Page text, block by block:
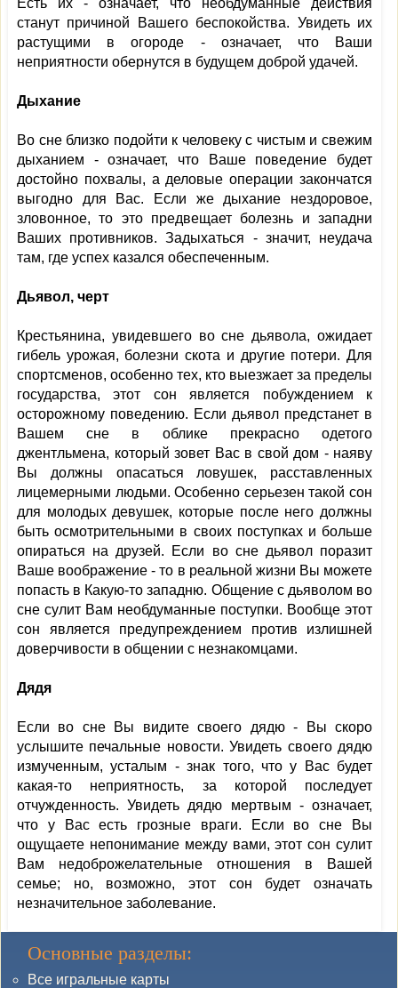
Есть их - означает, что необдуманные действия
станут причиной Вашего беспокойства. Увидеть их
растущими в огороде - означает, что Ваши
неприятности обернутся в будущем доброй удачей.
Дыхание
Во сне близко подойти к человеку с чистым и свежим
дыханием - означает, что Ваше поведение будет
достойно похвалы, а деловые операции закончатся
выгодно для Вас. Если же дыхание нездоровое,
зловонное, то это предвещает болезнь и западни
Ваших противников. Задыхаться - значит, неудача
там, где успех казался обеспеченным.
Дьявол, черт
Крестьянина, увидевшего во сне дьявола, ожидает
гибель урожая, болезни скота и другие потери. Для
спортсменов, особенно тех, кто выезжает за пределы
государства, этот сон является побуждением к
осторожному поведению. Если дьявол предстанет в
Вашем сне в облике прекрасно одетого
джентльмена, который зовет Вас в свой дом - наяву
Вы должны опасаться ловушек, расставленных
лицемерными людьми. Особенно серьезен такой сон
для молодых девушек, которые после него должны
быть осмотрительными в своих поступках и больше
опираться на друзей. Если во сне дьявол поразит
Ваше воображение - то в реальной жизни Вы можете
попасть в Какую-то западню. Общение с дьяволом во
сне сулит Вам необдуманные поступки. Вообще этот
сон является предупреждением против излишней
доверчивости в общении с незнакомцами.
Дядя
Если во сне Вы видите своего дядю - Вы скоро
услышите печальные новости. Увидеть своего дядю
измученным, усталым - знак того, что у Вас будет
какая-то неприятность, за которой последует
отчужденность. Увидеть дядю мертвым - означает,
что у Вас есть грозные враги. Если во сне Вы
ощущаете непонимание между вами, этот сон сулит
Вам недоброжелательные отношения в Вашей
семье; но, возможно, этот сон будет означать
незначительное заболевание.
Основные разделы:
Все игральные карты